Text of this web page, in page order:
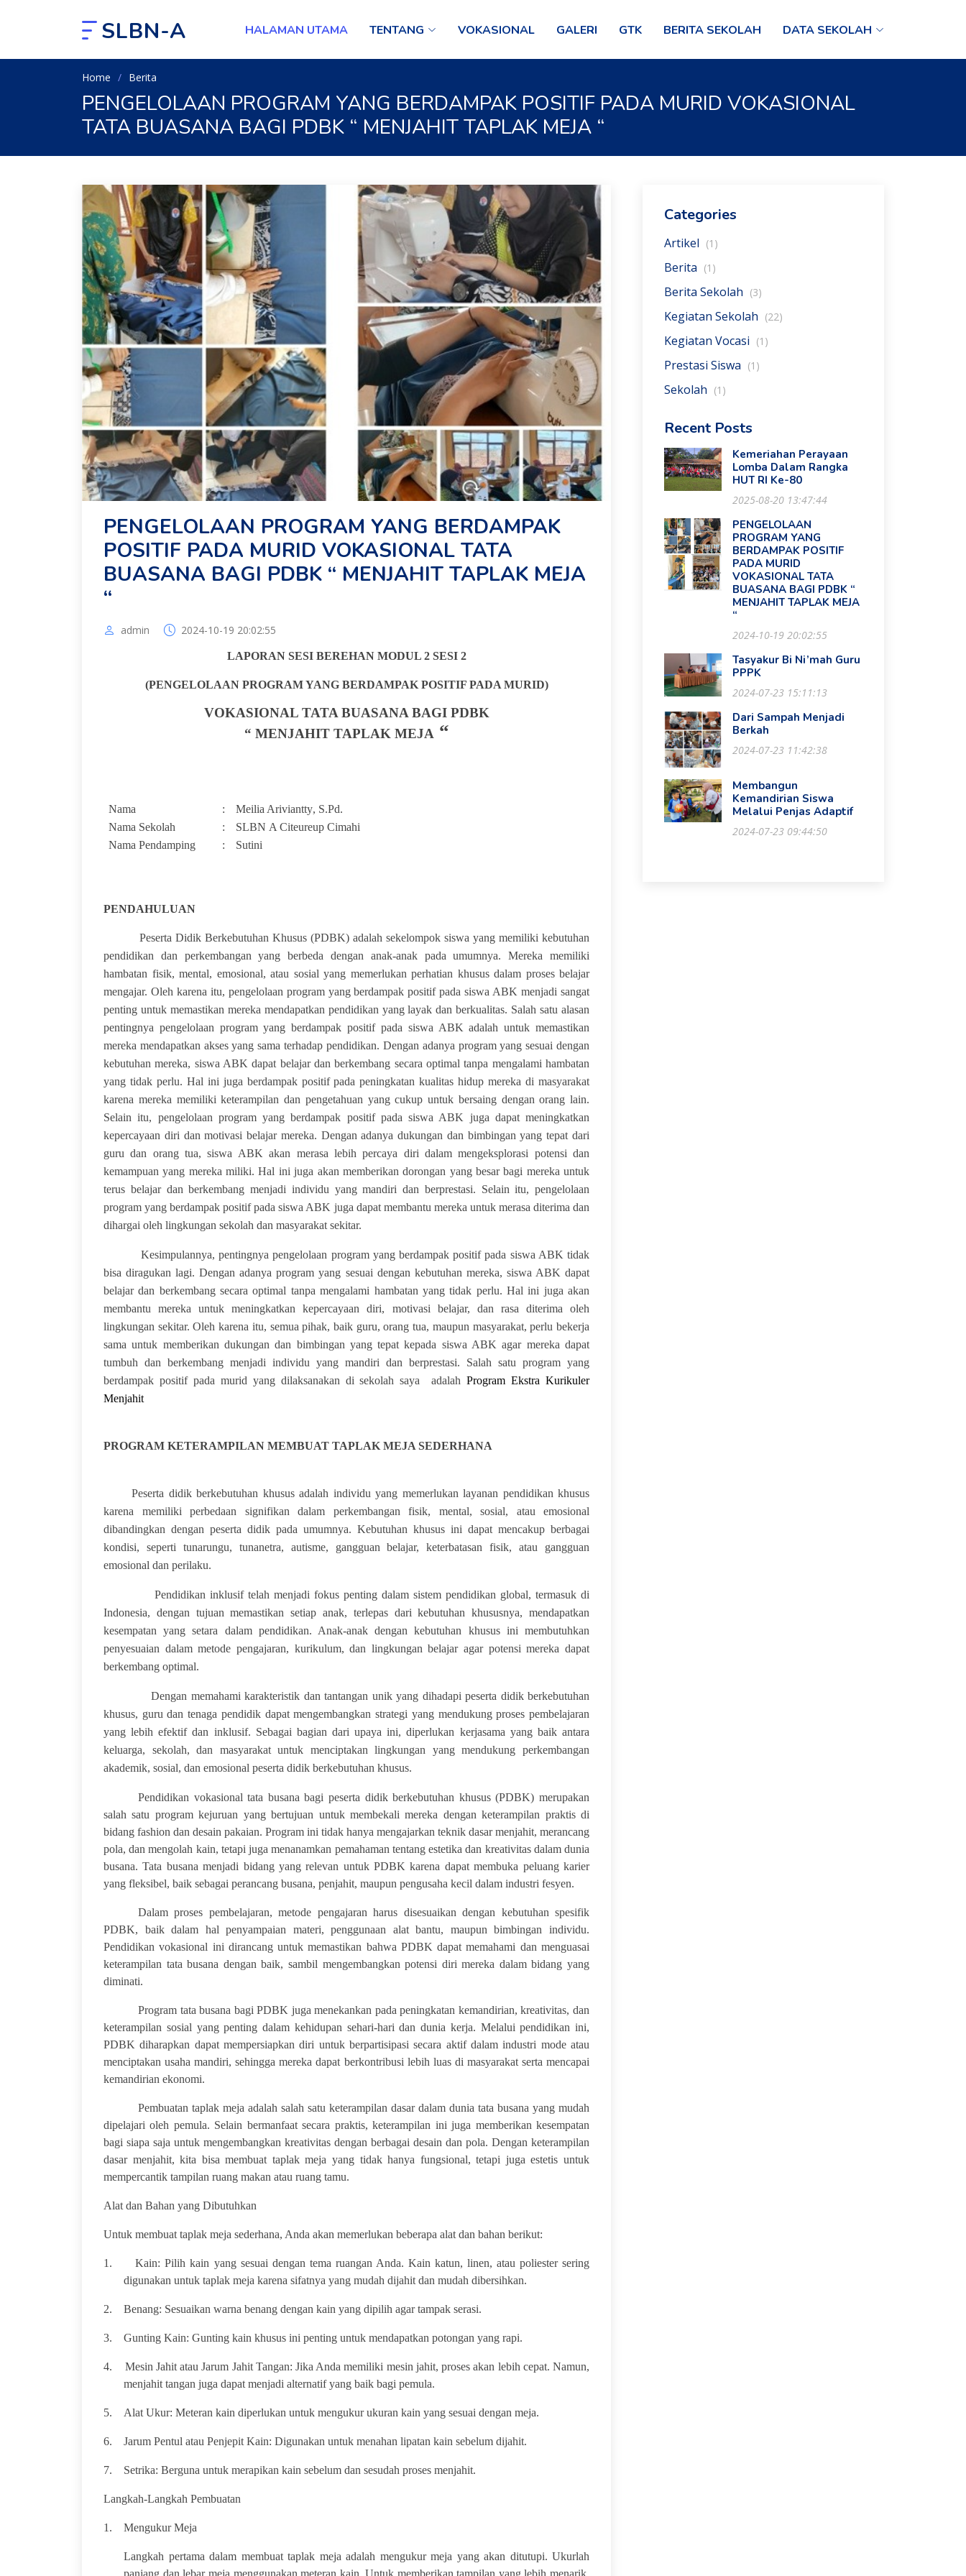
SLBN-A HALAMAN UTAMA TENTANG VOKASIONAL GALERI GTK BERITA SEKOLAH DATA SEKOLAH
Home Berita
PENGELOLAAN PROGRAM YANG BERDAMPAK POSITIF PADA MURID VOKASIONAL
TATA BUASANA BAGI PDBK “ MENJAHIT TAPLAK MEJA “
PENGELOLAAN PROGRAM YANG BERDAMPAK
POSITIF PADA MURID VOKASIONAL TATA
BUASANA BAGI PDBK “ MENJAHIT TAPLAK MEJA
“
admin 2024-10-19 20:02:55
LAPORAN SESI BEREHAN MODUL 2 SESI 2
(PENGELOLAAN PROGRAM YANG BERDAMPAK POSITIF PADA MURID)
VOKASIONAL TATA BUASANA BAGI PDBK
“ MENJAHIT TAPLAK MEJA“
Nama : Meilia Ariviantty, S.Pd.
Nama Sekolah
: SLBN A Citeureup Cimahi
Nama Pendamping
: Sutini
PENDAHULUAN
Peserta Didik Berkebutuhan Khusus (PDBK) adalah sekelompok siswa yang memiliki kebutuhan
pendidikan dan perkembangan yang berbeda dengan anak-anak pada umumnya. Mereka memiliki
hambatan fisik, mental, emosional, atau sosial yang memerlukan perhatian khusus dalam proses belajar
mengajar. Oleh karena itu, pengelolaan program yang berdampak positif pada siswa ABK menjadi sangat
penting untuk memastikan mereka mendapatkan pendidikan yang layak dan berkualitas. Salah satu alasan
pentingnya pengelolaan program yang berdampak positif pada siswa ABK adalah untuk memastikan
mereka mendapatkan akses yang sama terhadap pendidikan. Dengan adanya program yang sesuai dengan
kebutuhan mereka, siswa ABK dapat belajar dan berkembang secara optimal tanpa mengalami hambatan
yang tidak perlu. Hal ini juga berdampak positif pada peningkatan kualitas hidup mereka di masyarakat
karena mereka memiliki keterampilan dan pengetahuan yang cukup untuk bersaing dengan orang lain.
Selain itu, pengelolaan program yang berdampak positif pada siswa ABK juga dapat meningkatkan
kepercayaan diri dan motivasi belajar mereka. Dengan adanya dukungan dan bimbingan yang tepat dari
guru dan orang tua, siswa ABK akan merasa lebih percaya diri dalam mengeksplorasi potensi dan
kemampuan yang mereka miliki. Hal ini juga akan memberikan dorongan yang besar bagi mereka untuk
terus belajar dan berkembang menjadi individu yang mandiri dan berprestasi. Selain itu, pengelolaan
program yang berdampak positif pada siswa ABK juga dapat membantu mereka untuk merasa diterima dan
dihargai oleh lingkungan sekolah dan masyarakat sekitar.
Kesimpulannya, pentingnya pengelolaan program yang berdampak positif pada siswa ABK tidak
bisa diragukan lagi. Dengan adanya program yang sesuai dengan kebutuhan mereka, siswa ABK dapat
belajar dan berkembang secara optimal tanpa mengalami hambatan yang tidak perlu. Hal ini juga akan
membantu mereka untuk meningkatkan kepercayaan diri, motivasi belajar, dan rasa diterima oleh
lingkungan sekitar. Oleh karena itu, semua pihak, baik guru, orang tua, maupun masyarakat, perlu bekerja
sama untuk memberikan dukungan dan bimbingan yang tepat kepada siswa ABK agar mereka dapat
tumbuh dan berkembang menjadi individu yang mandiri dan berprestasi. Salah satu program yang
berdampak positif pada murid yang dilaksanakan di sekolah saya adalahProgram Ekstra Kurikuler
Menjahit
PROGRAM KETERAMPILAN MEMBUAT TAPLAK MEJA SEDERHANA
Peserta didik berkebutuhan khusus adalah individu yang memerlukan layanan pendidikan khusus
karena memiliki perbedaan signifikan dalam perkembangan fisik, mental, sosial, atau emosional
dibandingkan dengan peserta didik pada umumnya. Kebutuhan khusus ini dapat mencakup berbagai
kondisi, seperti tunarungu, tunanetra, autisme, gangguan belajar, keterbatasan fisik, atau gangguan
emosional dan perilaku.
Pendidikan inklusif telah menjadi fokus penting dalam sistem pendidikan global, termasuk di
Indonesia, dengan tujuan memastikan setiap anak, terlepas dari kebutuhan khususnya, mendapatkan
kesempatan yang setara dalam pendidikan. Anak-anak dengan kebutuhan khusus ini membutuhkan
penyesuaian dalam metode pengajaran, kurikulum, dan lingkungan belajar agar potensi mereka dapat
berkembang optimal.
Dengan memahami karakteristik dan tantangan unik yang dihadapi peserta didik berkebutuhan
khusus, guru dan tenaga pendidik dapat mengembangkan strategi yang mendukung proses pembelajaran
yang lebih efektif dan inklusif. Sebagai bagian dari upaya ini, diperlukan kerjasama yang baik antara
keluarga, sekolah, dan masyarakat untuk menciptakan lingkungan yang mendukung perkembangan
akademik, sosial, dan emosional peserta didik berkebutuhan khusus.
Pendidikan vokasional tata busana bagi peserta didik berkebutuhan khusus (PDBK) merupakan
salah satu program kejuruan yang bertujuan untuk membekali mereka dengan keterampilan praktis di
bidang fashion dan desain pakaian. Program ini tidak hanya mengajarkan teknik dasar menjahit, merancang
pola, dan mengolah kain, tetapi juga menanamkan pemahaman tentang estetika dan kreativitas dalam dunia
busana. Tata busana menjadi bidang yang relevan untuk PDBK karena dapat membuka peluang karier
yang fleksibel, baik sebagai perancang busana, penjahit, maupun pengusaha kecil dalam industri fesyen.
Dalam proses pembelajaran, metode pengajaran harus disesuaikan dengan kebutuhan spesifik
PDBK, baik dalam hal penyampaian materi, penggunaan alat bantu, maupun bimbingan individu.
Pendidikan vokasional ini dirancang untuk memastikan bahwa PDBK dapat memahami dan menguasai
keterampilan tata busana dengan baik, sambil mengembangkan potensi diri mereka dalam bidang yang
diminati.
Program tata busana bagi PDBK juga menekankan pada peningkatan kemandirian, kreativitas, dan
keterampilan sosial yang penting dalam kehidupan sehari-hari dan dunia kerja. Melalui pendidikan ini,
PDBK diharapkan dapat mempersiapkan diri untuk berpartisipasi secara aktif dalam industri mode atau
menciptakan usaha mandiri, sehingga mereka dapat berkontribusi lebih luas di masyarakat serta mencapai
kemandirian ekonomi.
Pembuatan taplak meja adalah salah satu keterampilan dasar dalam dunia tata busana yang mudah
dipelajari oleh pemula. Selain bermanfaat secara praktis, keterampilan ini juga memberikan kesempatan
bagi siapa saja untuk mengembangkan kreativitas dengan berbagai desain dan pola. Dengan keterampilan
dasar menjahit, kita bisa membuat taplak meja yang tidak hanya fungsional, tetapi juga estetis untuk
mempercantik tampilan ruang makan atau ruang tamu.
Alat dan Bahan yang Dibutuhkan
Untuk membuat taplak meja sederhana, Anda akan memerlukan beberapa alat dan bahan berikut:
1.
Kain: Pilih kain yang sesuai dengan tema ruangan Anda. Kain katun, linen, atau poliester sering
digunakan untuk taplak meja karena sifatnya yang mudah dijahit dan mudah dibersihkan.
2. Benang: Sesuaikan warna benang dengan kain yang dipilih agar tampak serasi.
3. Gunting Kain: Gunting kain khusus ini penting untuk mendapatkan potongan yang rapi.
4.
Mesin Jahit atau Jarum Jahit Tangan: Jika Anda memiliki mesin jahit, proses akan lebih cepat. Namun,
menjahit tangan juga dapat menjadi alternatif yang baik bagi pemula.
5. Alat Ukur: Meteran kain diperlukan untuk mengukur ukuran kain yang sesuai dengan meja.
6. Jarum Pentul atau Penjepit Kain: Digunakan untuk menahan lipatan kain sebelum dijahit.
7. Setrika: Berguna untuk merapikan kain sebelum dan sesudah proses menjahit.
Langkah-Langkah Pembuatan
1. Mengukur Meja
Langkah pertama dalam membuat taplak meja adalah mengukur meja yang akan ditutupi. Ukurlah
panjang dan lebar meja menggunakan meteran kain. Untuk memberikan tampilan yang lebih menarik,
Categories
Artikel (1)
Berita (1)
Berita Sekolah (3)
Kegiatan Sekolah (22)
Kegiatan Vocasi (1)
Prestasi Siswa (1)
Sekolah (1)
Recent Posts
Kemeriahan Perayaan
Lomba Dalam Rangka
HUT RI Ke-80
2025-08-20 13:47:44
PENGELOLAAN
PROGRAM YANG
BERDAMPAK POSITIF
PADA MURID
VOKASIONAL TATA
BUASANA BAGI PDBK “
MENJAHIT TAPLAK MEJA
“
2024-10-19 20:02:55
Tasyakur Bi Ni’mah Guru
PPPK
2024-07-23 15:11:13
Dari Sampah Menjadi
Berkah
2024-07-23 11:42:38
Membangun
Kemandirian Siswa
Melalui Penjas Adaptif
2024-07-23 09:44:50